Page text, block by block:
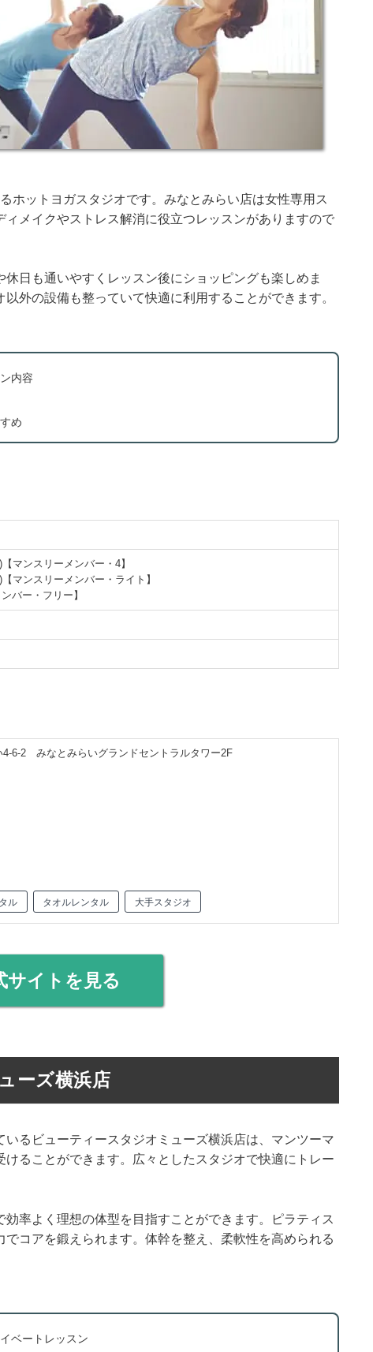
ホットヨガスタジオです。みなとみらい店は女性専用ス
メイクやストレス解消に役立つレッスンがありますので
日も通いやすくレッスン後にショッピングも楽しめま
外の設備も整っていて快適に利用することができます。
内容
め
マンスリーメンバー・4】
マンスリーメンバー・ライト】
バー・フリー】
4-6-2 みなとみらいグランドセントラルタワー2F
ル タオルレンタル 大手スタジオ
サイトを見る
ーズ横浜店
るビューティースタジオミューズ横浜店は、マンツーマ
ることができます。広々としたスタジオで快適にトレー
率よく理想の体型を目指すことができます。ピラティス
コアを鍛えられます。体幹を整え、柔軟性を高められる
ベートレッスン